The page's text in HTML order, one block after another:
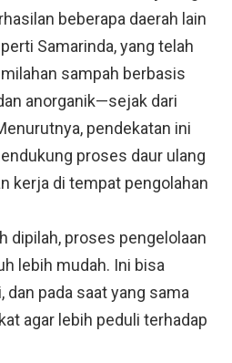
beberapa daerah lain
Samarinda, yang telah
sampah berbasis
anorganik—sejak dari
pendekatan ini
proses daur ulang
kerja di tempat pengolahan
dipilah, proses pengelolaan
lebih mudah. Ini bisa
pada saat yang sama
agar lebih peduli terhadap